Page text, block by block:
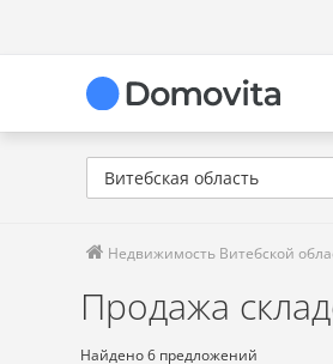
Витебская область
Недвижимость Витебской
Продажа
Найдено 6 предложений